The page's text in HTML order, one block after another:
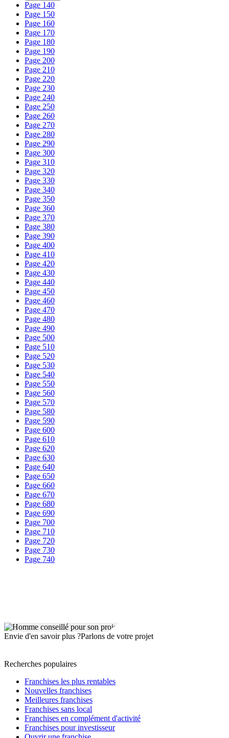
Page 140
Page 150
Page 160
Page 170
Page 180
Page 190
Page 200
Page 210
Page 220
Page 230
Page 240
Page 250
Page 260
Page 270
Page 280
Page 290
Page 300
Page 310
Page 320
Page 330
Page 340
Page 350
Page 360
Page 370
Page 380
Page 390
Page 400
Page 410
Page 420
Page 430
Page 440
Page 450
Page 460
Page 470
Page 480
Page 490
Page 500
Page 510
Page 520
Page 530
Page 540
Page 550
Page 560
Page 570
Page 580
Page 590
Page 600
Page 610
Page 620
Page 630
Page 640
Page 650
Page 660
Page 670
Page 680
Page 690
Page 700
Page 710
Page 720
Page 730
Page 740
Envie d'en savoir plus ?Parlons de votre projet
Recherches populaires
Franchises les plus rentables
Nouvelles franchises
Meilleures franchises
Franchises sans local
Franchises en complément d'activité
Franchises pour investisseur